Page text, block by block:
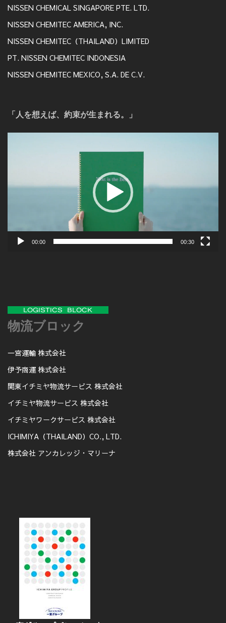
NISSEN CHEMICAL SINGAPORE PTE. LTD.
NISSEN CHEMITEC AMERICA, INC.
NISSEN CHEMITEC（THAILAND）LIMITED
PT. NISSEN CHEMITEC INDONESIA
NISSEN CHEMITEC MEXICO, S.A. DE C.V.
「人を想えば、約束が生まれる。」
ー
00:00 00:30
物流ブロック
一宮運輸 株式会社
伊予商運 株式会社
関東イチミヤ物流サービス 株式会社
イチミヤ物流サービス 株式会社
イチミヤワークサービス 株式会社
ICHIMIYA（THAILAND）CO., LTD.
株式会社 アンカレッジ・マリーナ